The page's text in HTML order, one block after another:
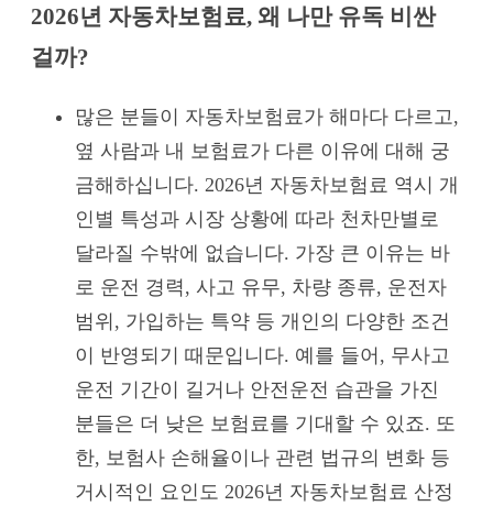
2026년 자동차보험료, 왜 나만 유독 비싼
걸까?
많은 분들이 자동차보험료가 해마다 다르고,
옆 사람과 내 보험료가 다른 이유에 대해 궁
금해하십니다. 2026년 자동차보험료 역시 개
인별 특성과 시장 상황에 따라 천차만별로
달라질 수밖에 없습니다. 가장 큰 이유는 바
로 운전 경력, 사고 유무, 차량 종류, 운전자
범위, 가입하는 특약 등 개인의 다양한 조건
이 반영되기 때문입니다. 예를 들어, 무사고
운전 기간이 길거나 안전운전 습관을 가진
분들은 더 낮은 보험료를 기대할 수 있죠. 또
한, 보험사 손해율이나 관련 법규의 변화 등
거시적인 요인도 2026년 자동차보험료 산정